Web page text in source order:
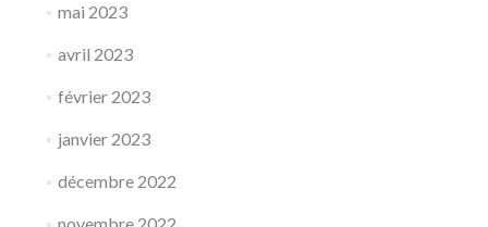
mai 2023
avril 2023
février 2023
janvier 2023
décembre 2022